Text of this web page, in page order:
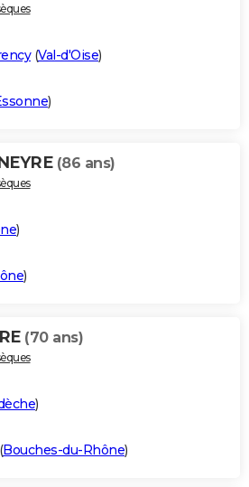
(Val-d'Oise)
)
(86 ans)
)
)
(70 ans)
)
(Bouches-du-Rhône)